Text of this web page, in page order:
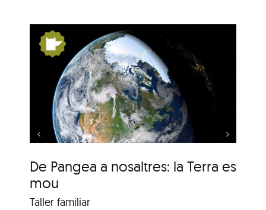
De Pangea a nosaltres: la Terra es
mou
Taller familiar
De Pangea a nosaltres:
la Terra es mou